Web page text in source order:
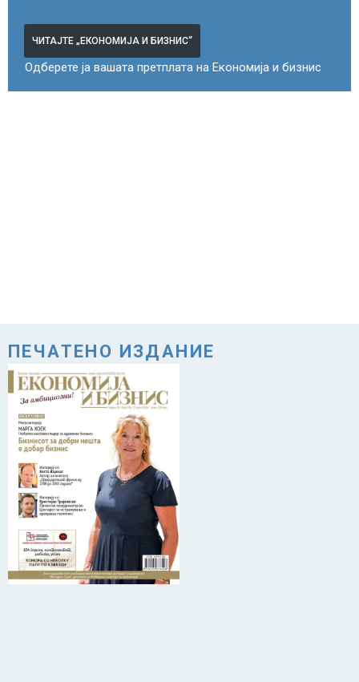
ЧИТАЈТЕ „ЕКОНОМИЈА И БИЗНИС“
Одберете ја вашата претплата на Економија и бизнис
ПЕЧАТЕНО ИЗДАНИЕ